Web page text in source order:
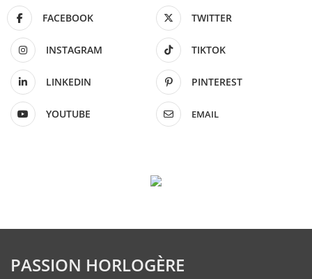
FACEBOOK TWITTER
INSTAGRAM TIKTOK
LINKEDIN PINTEREST
YOUTUBE EMAIL
PASSION HORLOGÈRE